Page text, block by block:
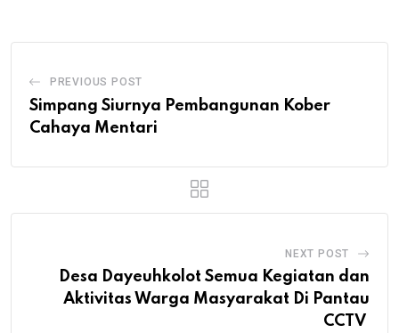
PREVIOUS POST
Simpang Siurnya Pembangunan Kober
Cahaya Mentari
NEXT POST
Desa Dayeuhkolot Semua Kegiatan dan
Aktivitas Warga Masyarakat Di Pantau
CCTV